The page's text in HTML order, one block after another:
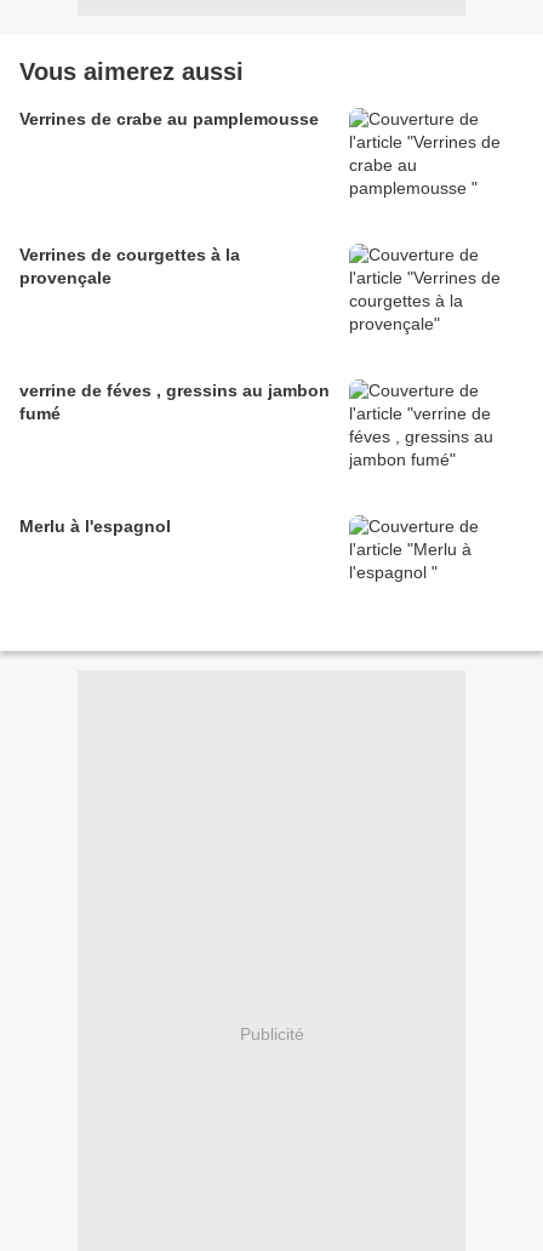
Vous aimerez aussi
Verrines de crabe au pamplemousse
Verrines de courgettes à la
provençale
verrine de féves , gressins au jambon
fumé
Merlu à l'espagnol
Publicité